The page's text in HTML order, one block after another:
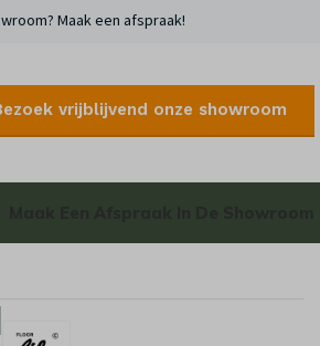
Maak een afspraak!
vrijblijvend onze showroom